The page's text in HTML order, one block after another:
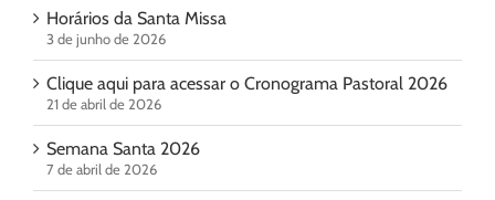
Horários da Santa Missa
3 de junho de 2026
Clique aqui para acessar o Cronograma Pastoral 2026
21 de abril de 2026
Semana Santa 2026
7 de abril de 2026